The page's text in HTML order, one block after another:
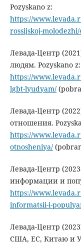
Pozyskano z:
https://
rossijskoj-molodezhi/
Левада-Центр
людям. Pozyskano z:
https://
lgbt-lyudyam/
Левада-Центр
отношения.
https://
otnosheniya/
Левада-Центр
информации и
https://
informatsii-i-
Левада-Центр
США, ЕС, Китаю и